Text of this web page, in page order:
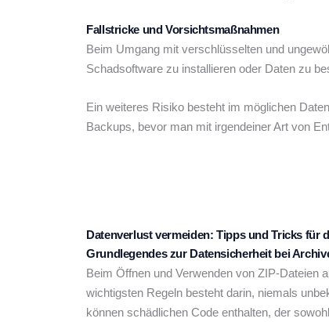
Fallstricke und Vorsichtsmaßnahmen
Beim Umgang mit verschlüsselten und
Schadsoftware zu installieren oder Daten zu
Ein weiteres Risiko besteht im möglichen
Backups, bevor man mit irgendeiner Art von
Datenverlust vermeiden: Tipps und Tricks für
Grundlegendes zur Datensicherheit bei
Beim Öffnen und Verwenden von ZIP-Dateien
wichtigsten Regeln besteht darin, niemals
können schädlichen Code enthalten, der